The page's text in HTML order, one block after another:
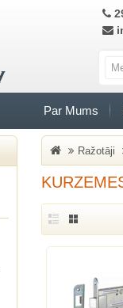
Par Mums
Ražotāji